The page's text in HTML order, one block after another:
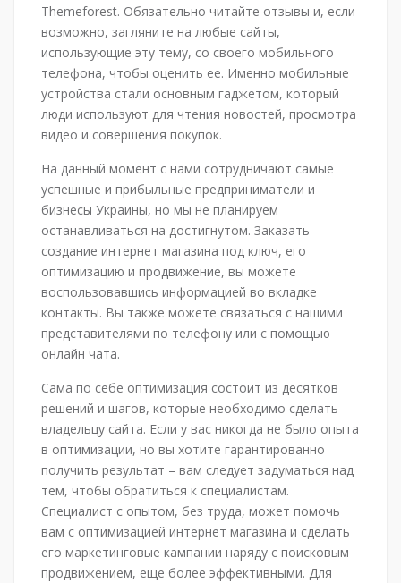
Themeforest. Обязательно читайте отзывы и, если
возможно, загляните на любые сайты,
использующие эту тему, со своего мобильного
телефона, чтобы оценить ее. Именно мобильные
устройства стали основным гаджетом, который
люди используют для чтения новостей, просмотра
видео и совершения покупок.
На данный момент с нами сотрудничают самые
успешные и прибыльные предприниматели и
бизнесы Украины, но мы не планируем
останавливаться на достигнутом. Заказать
создание интернет магазина под ключ, его
оптимизацию и продвижение, вы можете
воспользовавшись информацией во вкладке
контакты. Вы также можете связаться с нашими
представителями по телефону или с помощью
онлайн чата.
Сама по себе оптимизация состоит из десятков
решений и шагов, которые необходимо сделать
владельцу сайта. Если у вас никогда не было опыта
в оптимизации, но вы хотите гарантированно
получить результат – вам следует задуматься над
тем, чтобы обратиться к специалистам.
Специалист с опытом, без труда, может помочь
вам с оптимизацией интернет магазина и сделать
его маркетинговые кампании наряду с поисковым
продвижением, еще более эффективными. Для